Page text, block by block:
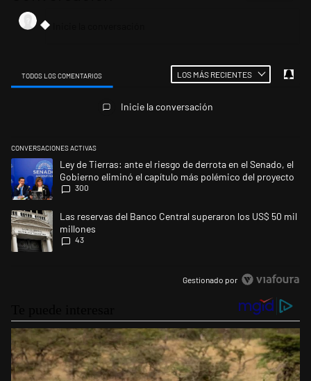
TODOS LOS COMENTARIOS LOS MÁS RECIENTES
Inicie la conversación
CONVERSACIONES ACTIVAS
Este listado muestra los artículos con más comentarios en los últimos
Un artículo de tendencia con el título "Ley de Tierras: ante el riesgo
Ley de Tierras: ante el riesgo de derrota en el Senado, el
Gobierno eliminó el capítulo más polémico del proyecto
300
Un artículo de tendencia con el título "Las reservas del Banco Central
Las reservas del Banco Central superaron los US$ 50 mil
millones
43
Gestionado por